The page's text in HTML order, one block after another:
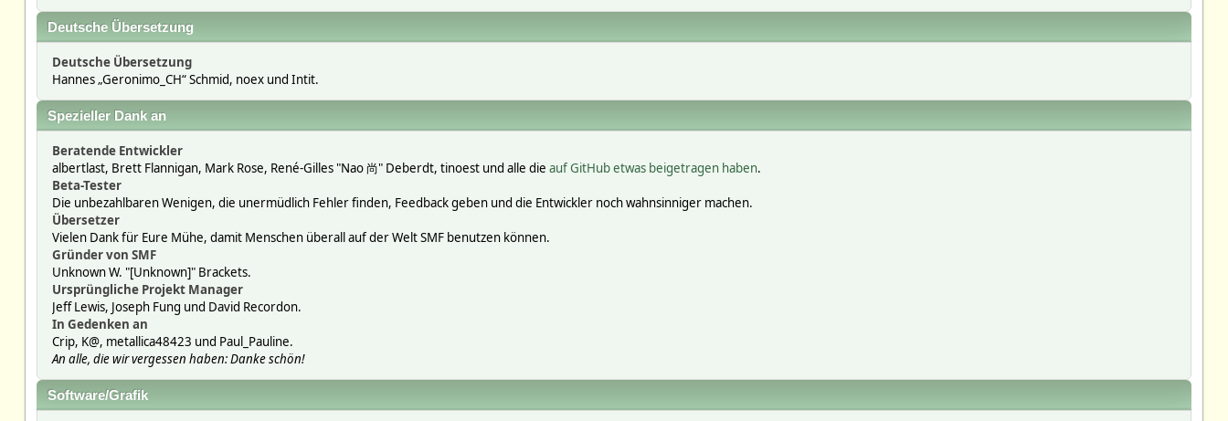
Deutsche Übersetzung
Deutsche Übersetzung
Hannes „Geronimo_CH“ Schmid, noex und Intit.
Spezieller Dank an
Beratende Entwickler
albertlast, Brett Flannigan, Mark Rose, René-Gilles "Nao 尚" Deberdt, tinoest und alle die auf GitHub etwas beigetragen haben.
Beta-Tester
Die unbezahlbaren Wenigen, die unermüdlich Fehler finden, Feedback geben und die Entwickler noch wahnsinniger machen.
Übersetzer
Vielen Dank für Eure Mühe, damit Menschen überall auf der Welt SMF benutzen können.
Gründer von SMF
Unknown W. "[Unknown]" Brackets.
Ursprüngliche Projekt Manager
Jeff Lewis, Joseph Fung und David Recordon.
In Gedenken an
Crip, K@, metallica48423 und Paul_Pauline.
An alle, die wir vergessen haben: Danke schön!
Software/Grafik